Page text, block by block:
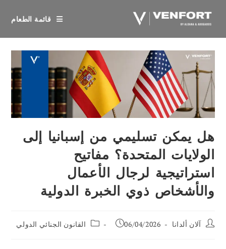
قائمة الطعام
هل يمكن تسليمي من إسبانيا إلى
الولايات المتحدة؟ مفاتيح
استراتيجية لرجال الأعمال
والأشخاص ذوي الخبرة الدولية
مؤلفآلان ألدانا
تم
06/04/2026
فئة القانون الجنائي الدولي